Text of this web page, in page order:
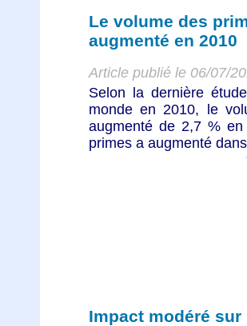
Le volume des
augmenté en 2010
Article publié le 06/07/
Selon la dernière
monde en 2010, le
augmenté de 2,7 % en
primes a augmenté
Impact modéré sur